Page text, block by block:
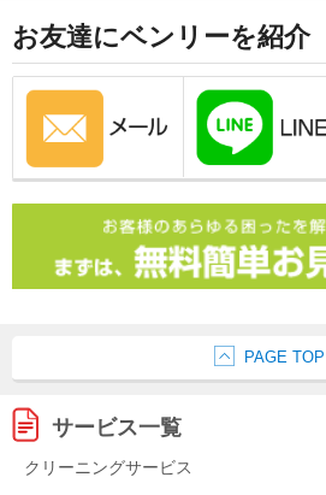
お友達にベンリーを紹介
PAGE TOP
サービス一覧
クリーニングサービス